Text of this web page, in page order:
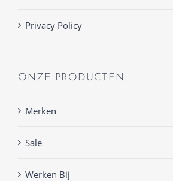
Privacy Policy
ONZE PRODUCTEN
Merken
Sale
Werken Bij